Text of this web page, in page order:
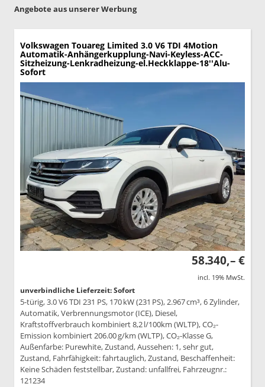
Angebote aus unserer Werbung
Volkswagen Touareg Limited 3.0 V6 TDI 4Motion
Automatik-Anhängerkupplung-Navi-Keyless-ACC-
Sitzheizung-Lenkradheizung-el.Heckklappe-18''Alu-
Sofort
58.340,– €
incl. 19% MwSt.
unverbindliche Lieferzeit: Sofort
5-türig, 3.0 V6 TDI 231 PS, 170 kW (231 PS), 2.967 cm³, 6 Zylinder,
Automatik, Verbrennungsmotor (ICE), Diesel,
Kraftstoffverbrauch kombiniert 8,2 l/100km (WLTP), CO₂-
Emission kombiniert 206.00 g/km (WLTP), CO₂-Klasse G,
Außenfarbe: Purewhite, Zustand, Aussehen: 1, sehr gut,
Zustand, Fahrfähigkeit: fahrtauglich, Zustand, Beschaffenheit:
Keine Schäden feststellbar, Zustand: unfallfrei, Fahrzeugnr.:
121234